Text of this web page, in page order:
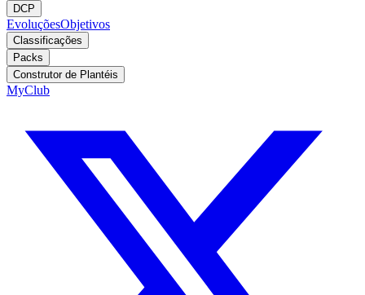
DCP
EvoluçõesObjetivos
Classificações
Packs
Construtor de Plantéis
MyClub